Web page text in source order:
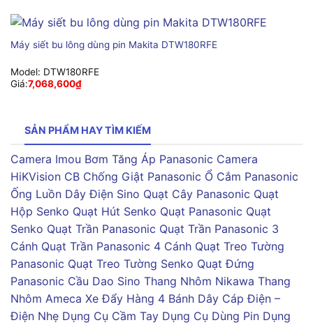
Máy siết bu lông dùng pin Makita DTW180RFE
Model: DTW180RFE
Giá:7,068,600₫
SẢN PHẨM HAY TÌM KIẾM
Camera Imou Bơm Tăng Áp Panasonic Camera
HiKVision CB Chống Giật Panasonic Ổ Cắm Panasonic
Ống Luồn Dây Điện Sino Quạt Cây Panasonic Quạt
Hộp Senko Quạt Hút Senko Quạt Panasonic Quạt
Senko Quạt Trần Panasonic Quạt Trần Panasonic 3
Cánh Quạt Trần Panasonic 4 Cánh Quạt Treo Tường
Panasonic Quạt Treo Tường Senko Quạt Đứng
Panasonic Cầu Dao Sino Thang Nhôm Nikawa Thang
Nhôm Ameca Xe Đẩy Hàng 4 Bánh Dây Cáp Điện –
Điện Nhẹ Dụng Cụ Cầm Tay Dụng Cụ Dùng Pin Dụng